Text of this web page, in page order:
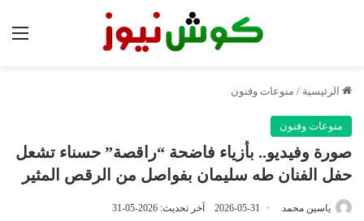
الرئيسية / منوعات وفنون
منوعات وفنون
صورة وفيديو.. بأزياء فاضحة “راقصة” حسناء تشعل
حفل الفنان طه سليمان بفواصل من الرقص المثير
ياسين محمد 2026-05-31 آخر تحديث: 2026-05-31